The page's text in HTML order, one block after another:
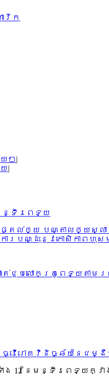
រីក
យៗ |
|
ន្ទីរពេទ្យ
ផ្តល់ឲ្យ បណ្តាលឲ្យស្ល
ការបណ្ដុះនូវកោសិកាពហុស
ាត់ជួបលោកគ្រូពេទ្យតាមរ
ធ្វើរោគវិនិច្ឆ័យនៃជម្
12 នៃមន្ទីរពេទ្យក្វ